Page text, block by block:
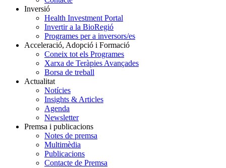
Inversió
Health Investment Portal
Invertir a la BioRegió
Programes per a inversors/es
Acceleració, Adopció i Formació
Coneix tot els Programes
Xarxa de Teràpies Avançades
Borsa de treball
Actualitat
Notícies
Insights & Articles
Agenda
Newsletter
Premsa i publicacions
Notes de premsa
Multimèdia
Publicacions
Contacte de Premsa